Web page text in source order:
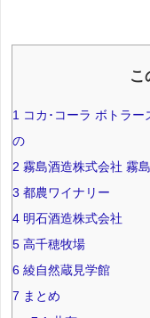
こ
1 コカ･コーラ ボトラ
の
2 霧島酒造株式会社 霧
3 都農ワイナリー
4 明石酒造株式会社
5 高千穂牧場
6 綾自然蔵見学館
7 まとめ